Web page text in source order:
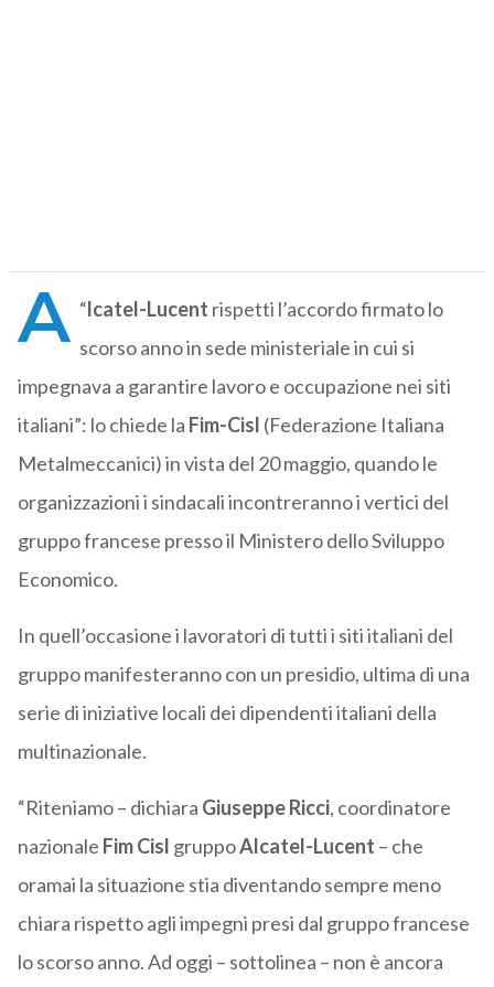
“
A lcatel-Lucent rispetti l’accordo firmato lo
scorso anno in sede ministeriale in cui si
impegnava a garantire lavoro e occupazione nei siti
italiani”: lo chiede la Fim-Cisl (Federazione Italiana
Metalmeccanici) in vista del 20 maggio, quando le
organizzazioni i sindacali incontreranno i vertici del
gruppo francese presso il Ministero dello Sviluppo
Economico.
In quell’occasione i lavoratori di tutti i siti italiani del
gruppo manifesteranno con un presidio, ultima di una
serie di iniziative locali dei dipendenti italiani della
multinazionale.
“Riteniamo – dichiara Giuseppe Ricci, coordinatore
nazionale Fim Cisl gruppoAlcatel-Lucent – che
oramai la situazione stia diventando sempre meno
chiara rispetto agli impegni presi dal gruppo francese
lo scorso anno. Ad oggi – sottolinea – non è ancora